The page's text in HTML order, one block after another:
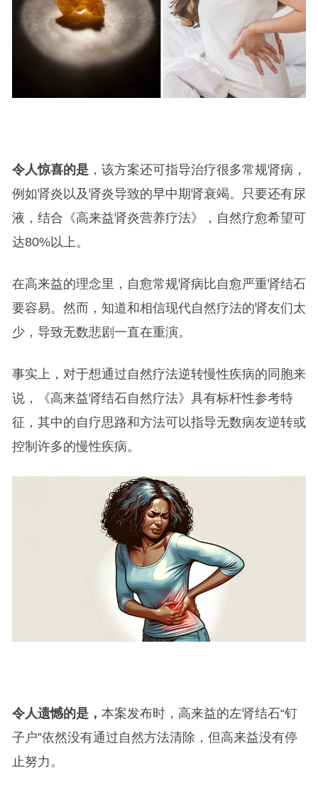
令人惊喜的是，该方案还可指导治疗很多常规肾病，
例如肾炎以及肾炎导致的早中期肾衰竭。只要还有尿
液，结合《高来益肾炎营养疗法》，自然疗愈希望可
达80%以上。
在高来益的理念里，自愈常规肾病比自愈严重肾结石
要容易。然而，知道和相信现代自然疗法的肾友们太
少，导致无数悲剧一直在重演。
事实上，对于想通过自然疗法逆转慢性疾病的同胞来
说，《高来益肾结石自然疗法》具有标杆性参考特
征，其中的自疗思路和方法可以指导无数病友逆转或
控制许多的慢性疾病。
令人遗憾的是， 本案发布时，高来益的左肾结石“钉
子户”依然没有通过自然方法清除，但高来益没有停
止努力。